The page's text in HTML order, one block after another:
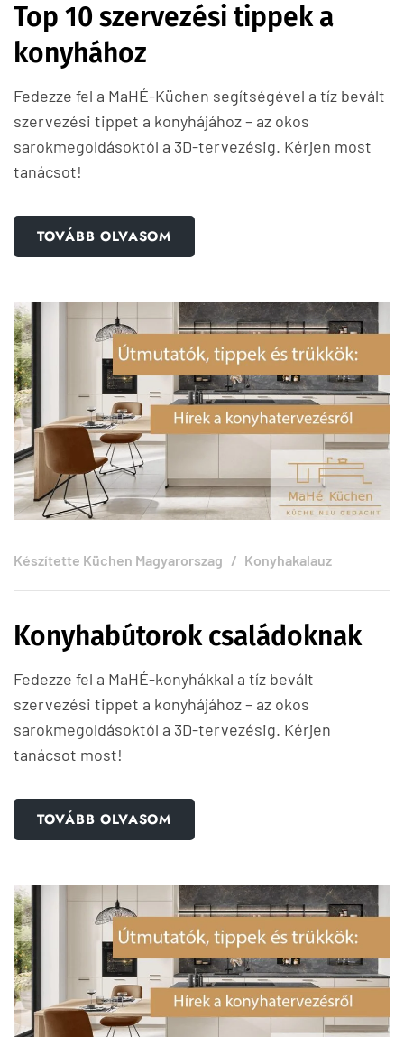
Top 10 szervezési tippek a
konyhához
Fedezze fel a MaHÉ-Küchen segítségével a tíz bevált
szervezési tippet a konyhájához – az okos
sarokmegoldásoktól a 3D-tervezésig. Kérjen most
tanácsot!
TOVÁBB OLVASOM
Készítette Küchen Magyarorszag Konyhakalauz
Konyhabútorok családoknak
Fedezze fel a MaHÉ-konyhákkal a tíz bevált
szervezési tippet a konyhájához – az okos
sarokmegoldásoktól a 3D-tervezésig. Kérjen
tanácsot most!
TOVÁBB OLVASOM